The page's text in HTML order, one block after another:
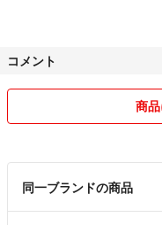
コメント
商
同一ブランドの商品